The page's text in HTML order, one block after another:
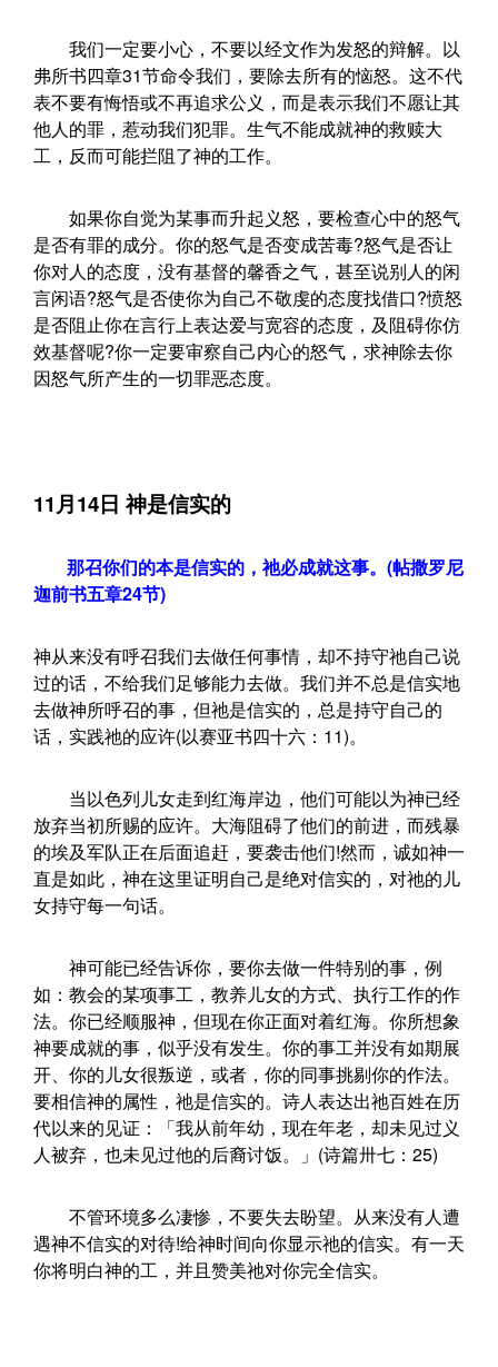
我们一定要小心，不要以经文作为发怒的辩解。以
弗所书四章31节命令我们，要除去所有的恼怒。这不代
表不要有悔悟或不再追求公义，而是表示我们不愿让其
他人的罪，惹动我们犯罪。生气不能成就神的救赎大
工，反而可能拦阻了神的工作。
如果你自觉为某事而升起义怒，要检查心中的怒气
是否有罪的成分。你的怒气是否变成苦毒?怒气是否让
你对人的态度，没有基督的馨香之气，甚至说别人的闲
言闲语?怒气是否使你为自己不敬虔的态度找借口?愤怒
是否阻止你在言行上表达爱与宽容的态度，及阻碍你仿
效基督呢?你一定要审察自己内心的怒气，求神除去你
因怒气所产生的一切罪恶态度。
11月14日 神是信实的
那召你们的本是信实的，祂必成就这事。(帖撒罗尼
迦前书五章24节)
神从来没有呼召我们去做任何事情，却不持守祂自己说
过的话，不给我们足够能力去做。我们并不总是信实地
去做神所呼召的事，但祂是信实的，总是持守自己的
话，实践祂的应许(以赛亚书四十六：11)。
当以色列儿女走到红海岸边，他们可能以为神已经
放弃当初所赐的应许。大海阻碍了他们的前进，而残暴
的埃及军队正在后面追赶，要袭击他们!然而，诚如神一
直是如此，神在这里证明自己是绝对信实的，对祂的儿
女持守每一句话。
神可能已经告诉你，要你去做一件特别的事，例
如：教会的某项事工，教养儿女的方式、执行工作的作
法。你已经顺服神，但现在你正面对着红海。你所想象
神要成就的事，似乎没有发生。你的事工并没有如期展
开、你的儿女很叛逆，或者，你的同事挑剔你的作法。
要相信神的属性，祂是信实的。诗人表达出祂百姓在历
代以来的见证：「我从前年幼，现在年老，却未见过义
人被弃，也未见过他的后裔讨饭。」(诗篇卅七：25)
不管环境多么凄惨，不要失去盼望。从来没有人遭
遇神不信实的对待!给神时间向你显示祂的信实。有一天
你将明白神的工，并且赞美祂对你完全信实。